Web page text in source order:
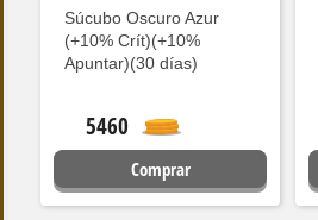
Súcubo Oscuro Azur
(+10% Crít)(+10%
Apuntar)(30 días)
5460
Comprar